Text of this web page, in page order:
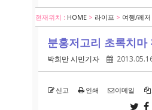
현재위치 : HOME > 라이프 > 여행/레저
분홍저고리 초록치마
박희만 시민기자
신고 인쇄 이메일